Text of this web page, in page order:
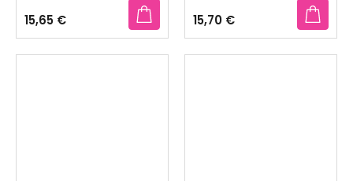
15,65 € 15,70 €